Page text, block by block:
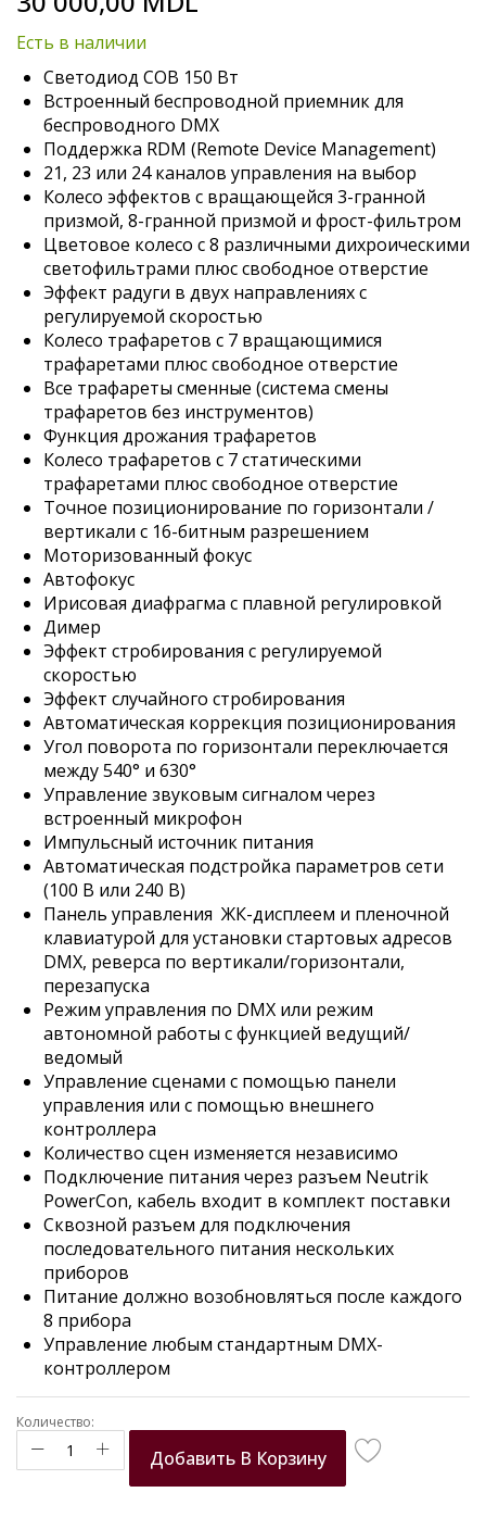
beginning
of
the
images
gallery
Есть в наличии
Cветодиод СОВ 150 Вт
Встроенный беспроводной приемник для
беспроводного DMX
Поддержка RDM (Remote Device Management)
21, 23 или 24 каналов управления на выбор
Колесо эффектов с вращающейся 3-гранной
призмой, 8-гранной призмой и фрост-фильтром
Цветовое колесо с 8 различными дихроическими
светофильтрами плюс свободное отверстие
Эффект радуги в двух направлениях с
регулируемой скоростью
Колесо трафаретов с 7 вращающимися
трафаретами плюс свободное отверстие
Все трафареты сменные (система смены
трафаретов без инструментов)
Функция дрожания трафаретов
Колесо трафаретов с 7 статическими
трафаретами плюс свободное отверстие
Точное позиционирование по горизонтали /
вертикали с 16-битным разрешением
Моторизованный фокус
Автофокус
Ирисовая диафрагма с плавной регулировкой
Димер
Эффект стробирования с регулируемой
скоростью
Эффект случайного стробирования
Автоматическая коррекция позиционирования
Угол поворота по горизонтали переключается
между 540° и 630°
Управление звуковым сигналом через
встроенный микрофон
Импульсный источник питания
Автоматическая подстройка параметров сети
(100 В или 240 В)
Панель управления ЖК-дисплеем и пленочной
клавиатурой для установки стартовых адресов
DMX, реверса по вертикали/горизонтали,
перезапуска
Режим управления по DMX или режим
автономной работы с функцией ведущий/
ведомый
Управление сценами с помощью панели
управления или с помощью внешнего
контроллера
Количество сцен изменяется независимо
Подключение питания через разъем Neutrik
PowerCon, кабель входит в комплект поставки
Сквозной разъем для подключения
последовательного питания нескольких
приборов
Питание должно возобновляться после каждого
8 прибора
Управление любым стандартным DMX-
контроллером
Количество:
Добавить В Корзину